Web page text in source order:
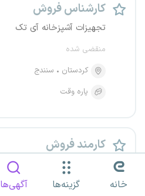
کارشناس فروش
تجهیزات آشپزخانه آی تک
منقضی شده
کردستان
سنندج
پاره وقت
کارمند فروش
هلدینگ میدکو
منقضی شده خانه گزینه‌ها آگهی‌ها